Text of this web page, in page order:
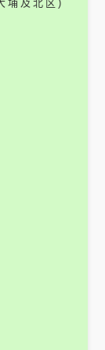
埔及北区)